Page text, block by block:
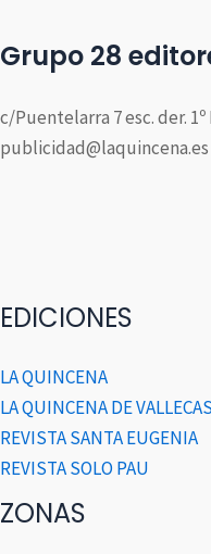
Grupo 28
c/Puentelarra 7 esc. der. 1º
publicidad@laquincena.es
EDICIONES
LA QUINCENA
LA QUINCENA DE VALLECAS
REVISTA SANTA EUGENIA
REVISTA SOLO PAU
ZONAS